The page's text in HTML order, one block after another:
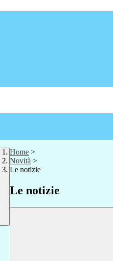
Home >
Novità >
Le notizie
Le notizie